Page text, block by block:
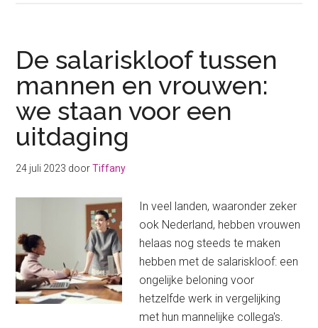
dit
zijn
De salariskloof tussen
mannen en vrouwen:
we staan voor een
uitdaging
24 juli 2023 doorTiffany
In veel landen, waaronder zeker
ook Nederland, hebben vrouwen
helaas nog steeds te maken
hebben met de salariskloof: een
ongelijke beloning voor
hetzelfde werk in vergelijking
met hun mannelijke collega's.